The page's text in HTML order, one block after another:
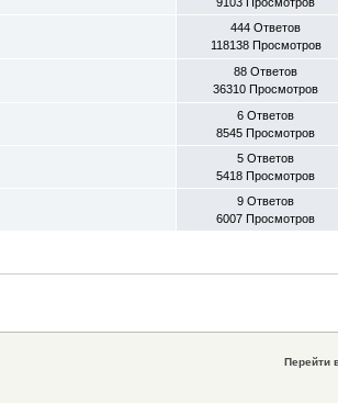
444 Ответов
118138 Просмотров
88 Ответов
36310 Просмотров
6 Ответов
8545 Просмотров
5 Ответов
5418 Просмотров
9 Ответов
6007 Просмотров
Перейти